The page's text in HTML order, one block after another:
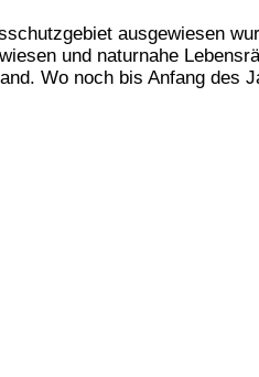
ausgewiesen
und naturnahe
Wo noch bis Anfang des